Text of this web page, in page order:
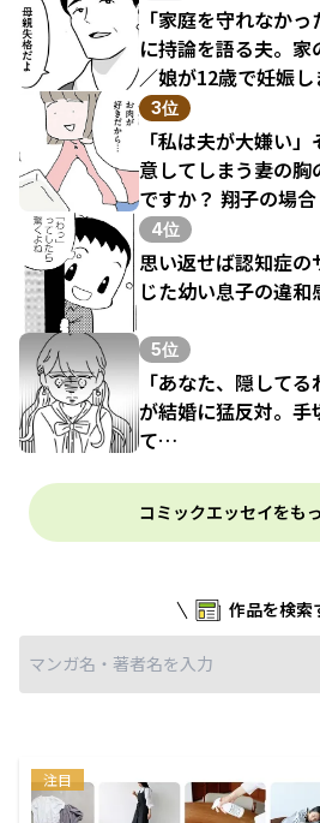
「家庭を守れなか
に持論を語る夫。
／娘が12歳で妊娠し
3位
「私は夫が大嫌い
意してしまう妻の胸
ですか？ 翔子の場合
4位
思い返せば認知症
じた幼い息子の違和
5位
「あなた、隠して
が結婚に猛反対。
て…
コミックエッセイをも
作品を検索
注目